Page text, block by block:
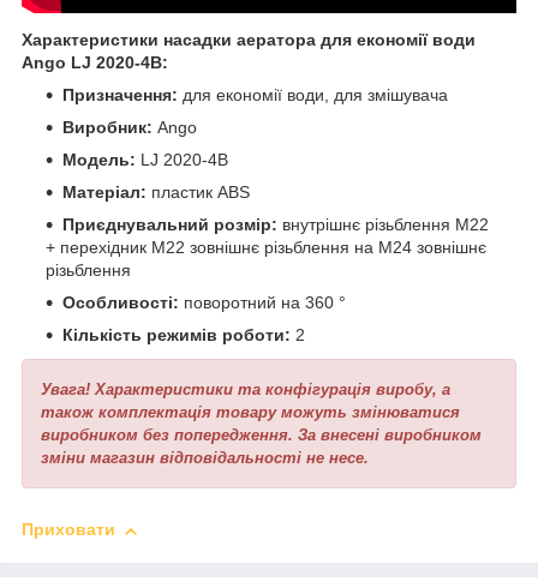
Характеристики насадки аератора для економії води
Ango LJ 2020-4В:
Призначення: для економії води, для змішувача
Виробник: Ango
Модель: LJ 2020-4В
Матеріал: пластик ABS
Приєднувальний розмір: внутрішнє різьблення М22
+ перехідник М22 зовнішнє різьблення на М24 зовнішнє
різьблення
Особливості: поворотний на 360 °
Кількість режимів роботи: 2
Увага! Характеристики та конфігурація виробу, а
також комплектація товару можуть змінюватися
виробником без попередження. За внесені виробником
зміни магазин відповідальності не несе.
Приховати